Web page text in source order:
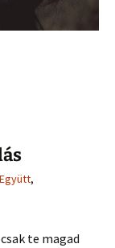
Együtt,
te magad